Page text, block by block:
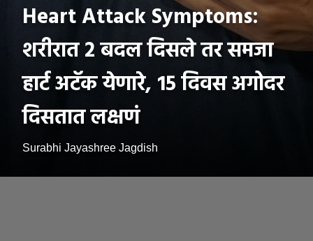
Heart Attack Symptoms:
शरीरात 2 बदल दिसले तर समजा
हार्ट अटॅक येणारे, 15 दिवस अगोदर
दिसतात लक्षणं
Surabhi Jayashree Jagdish